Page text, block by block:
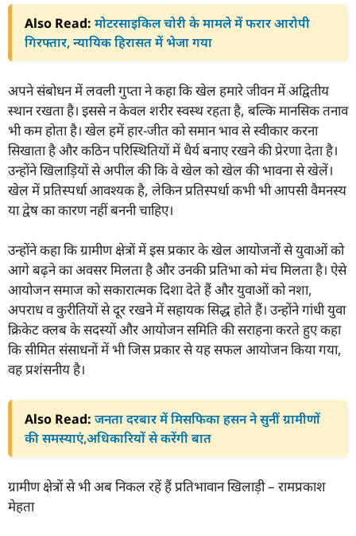
Also Read: मोटरसाइकिल चोरी के मामले में फरार आरोपी
गिरफ्तार, न्यायिक हिरासत में भेजा गया
अपने संबोधन में लवली गुप्ता ने कहा कि खेल हमारे जीवन में अद्वितीय
स्थान रखता है। इससे न केवल शरीर स्वस्थ रहता है, बल्कि मानसिक तनाव
भी कम होता है। खेल हमें हार-जीत को समान भाव से स्वीकार करना
सिखाता है और कठिन परिस्थितियों में धैर्य बनाए रखने की प्रेरणा देता है।
उन्होंने खिलाड़ियों से अपील की कि वे खेल को खेल की भावना से खेलें।
खेल में प्रतिस्पर्धा आवश्यक है, लेकिन प्रतिस्पर्धा कभी भी आपसी वैमनस्य
या द्वेष का कारण नहीं बननी चाहिए।
उन्होंने कहा कि ग्रामीण क्षेत्रों में इस प्रकार के खेल आयोजनों से युवाओं को
आगे बढ़ने का अवसर मिलता है और उनकी प्रतिभा को मंच मिलता है। ऐसे
आयोजन समाज को सकारात्मक दिशा देते हैं और युवाओं को नशा,
अपराध व कुरीतियों से दूर रखने में सहायक सिद्ध होते हैं। उन्होंने गांधी युवा
क्रिकेट क्लब के सदस्यों और आयोजन समिति की सराहना करते हुए कहा
कि सीमित संसाधनों में भी जिस प्रकार से यह सफल आयोजन किया गया,
वह प्रशंसनीय है।
Also Read: जनता दरबार में मिसफिका हसन ने सुनीं ग्रामीणों
की समस्याएं,अधिकारियों से करेंगी बात
ग्रामीण क्षेत्रों से भी अब निकल रहें हैं प्रतिभावान खिलाड़ी – रामप्रकाश
मेहता